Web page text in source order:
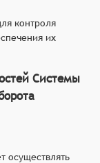
контроля
их
Системы
осуществлять